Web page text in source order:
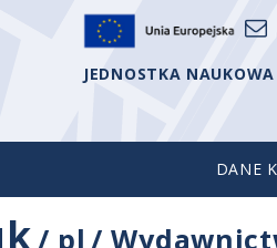
JEDNOSTKA
DANE
/ pl /